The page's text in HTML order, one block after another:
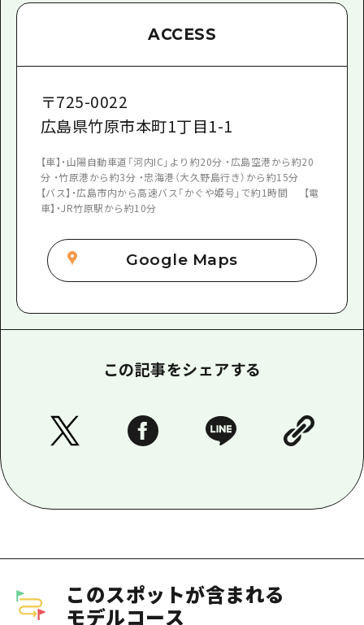
ACCESS
〒725-0022
広島県竹原市本町1丁目1-1
【車】・山陽自動車道「河内IC」より約20分 ・広島空港から約20
分 ・竹原港から約3分 ・忠海港（大久野島行き）から約15分
【バス】・広島市内から高速バス「かぐや姫号」で約1時間 【電
車】・JR竹原駅から約10分
Google Maps
この記事をシェアする
このスポットが含まれる
モデルコース